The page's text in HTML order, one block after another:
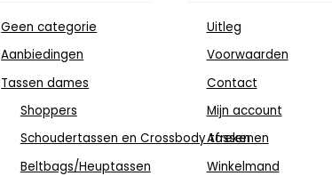
Geen categorie
Aanbiedingen
Tassen dames
Shoppers
Schoudertassen en Crossbody tassen
Beltbags/Heuptassen
Uitleg
Voorwaarden
Contact
Mijn account
Afrekenen
Winkelmand